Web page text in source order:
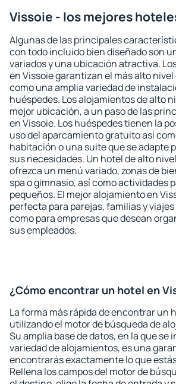
Vissoie - los mejores
Algunas de las principales
con todo incluido bien diseñado son
variados y una ubicación atractiva.
en Vissoie garantizan el más alto
como una amplia variedad de
huéspedes. Los alojamientos de alto
mejor ubicación, a un paso de las
en Vissoie. Los huéspedes tienen la
uso del aparcamiento gratuito así
habitación o una suite que se adapte
sus necesidades. Un hotel de alto
ofrezca un menú variado, zonas de
spa o gimnasio, así como actividades
pequeños. El mejor alojamiento en
perfecta para parejas, familias y
como para empresas que desean
sus empleados.
¿Cómo encontrar un hotel en
La forma más rápida de encontrar un
utilizando el motor de búsqueda de
Su amplia base de datos, en la que se
variedad de alojamientos, es una
encontrarás exactamente lo que
Rellena los campos del motor de